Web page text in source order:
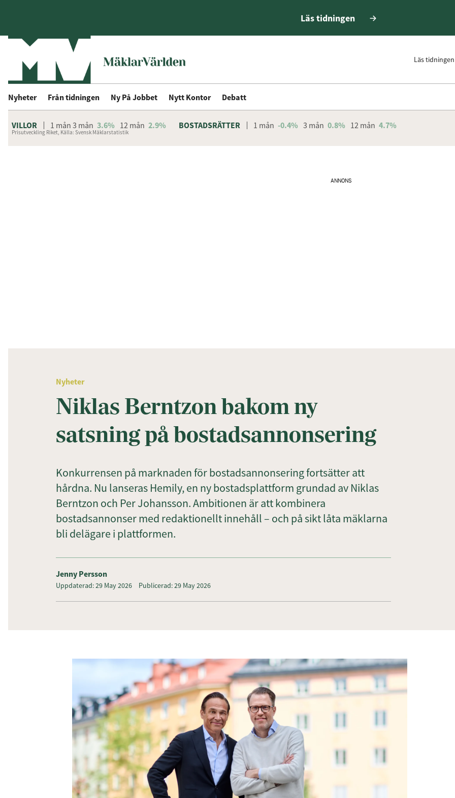
Läs tidningen
Läs tidningen
Nyheter Från tidningen Ny På Jobbet Nytt Kontor Debatt
VILLOR 1 mån 3 mån 3.6% 12 mån 2.9% BOSTADSRÄTTER 1 mån -0.4% 3 mån 0.8% 12 mån 4.7%
Prisutveckling Riket, Källa: Svensk Mäklarstatistik
ANNONS
Nyheter
Niklas Berntzon bakom ny
satsning på bostadsannonsering
Konkurrensen på marknaden för bostadsannonsering fortsätter att
hårdna. Nu lanseras Hemily, en ny bostadsplattform grundad av Niklas
Berntzon och Per Johansson. Ambitionen är att kombinera
bostadsannonser med redaktionellt innehåll – och på sikt låta mäklarna
bli delägare i plattformen.
Jenny Persson
Uppdaterad: 29 May 2026 Publicerad: 29 May 2026